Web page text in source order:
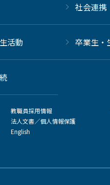
社会連携
活動 卒業生・
教職員採用情報
法人文書／個人情報保護
English